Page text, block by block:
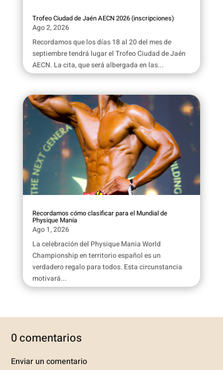
Trofeo Ciudad de Jaén AECN 2026 (inscripciones)
Ago 2, 2026
Recordamos que los días 18 al 20 del mes de
septiembre tendrá lugar el Trofeo Ciudad de Jaén
AECN. La cita, que será albergada en las...
Recordamos cómo clasificar para el Mundial de
Physique Manía
Ago 1, 2026
La celebración del Physique Mania World
Championship en territorio español es un
verdadero regalo para todos. Esta circunstancia
motivará...
0 comentarios
Enviar un comentario